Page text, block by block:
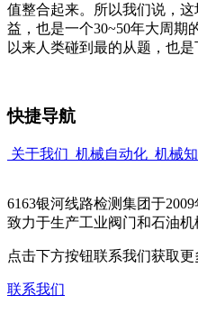
值整合起来。所以我们说，
益，也是一个30~50年大周期
以来人类碰到最的从题，也是
快捷导航
关于我们 机械自动化 机械
6163银河线路检测集团于
致力于生产工业阀门和石油机
点击下方按钮联系我们获取更
联系我们